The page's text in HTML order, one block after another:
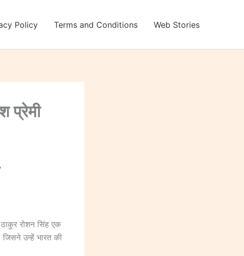
Policy Terms and Conditions Web Stories
प्रेमी
रोशन सिंह एक
जिसने उन्हें भारत की